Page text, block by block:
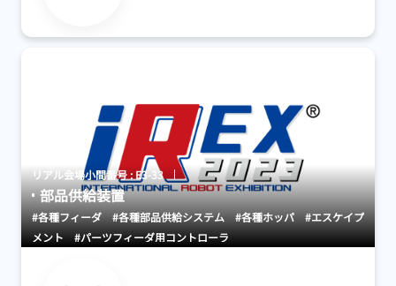
リアル会場小間番号 : E3-33
部品供給装置
#各種フィーダ #各種部品供給システム #各種ホッパ
#エスケイプ
メント
#パーツフィーダ用コントローラ